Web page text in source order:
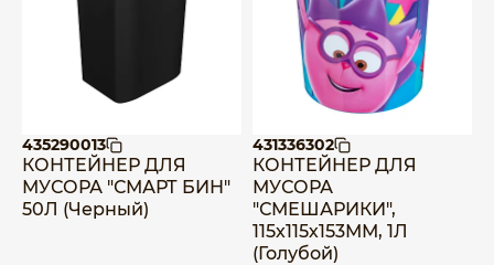
435290013
КОНТЕЙНЕР ДЛЯ
МУСОРА "СМАРТ БИН"
50Л (Черный)
431336302
КОНТЕЙНЕР ДЛЯ
МУСОРА
"СМЕШАРИКИ",
115х115х153ММ, 1Л
(Голубой)